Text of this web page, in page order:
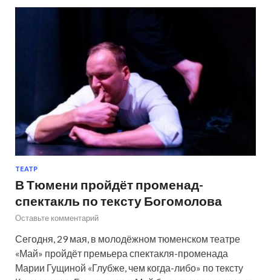
ТЕАТР
В Тюмени пройдёт променад-
спектакль по тексту Богомолова
Оставьте комментарий
Сегодня, 29 мая, в молодёжном тюменском театре
«Май» пройдёт премьера спектакля-променада
Марии Гущиной «Глубже, чем когда-либо» по тексту